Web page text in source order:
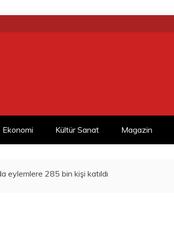
Ekonomi Kültür Sanat Magazin
eylemlere 285 bin kişi katıldı